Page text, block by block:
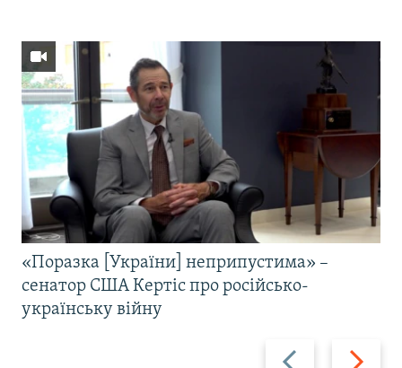
Назад Вперед
«Поразка [України] неприпустима» –
сенатор США Кертіс про російсько-
українську війну